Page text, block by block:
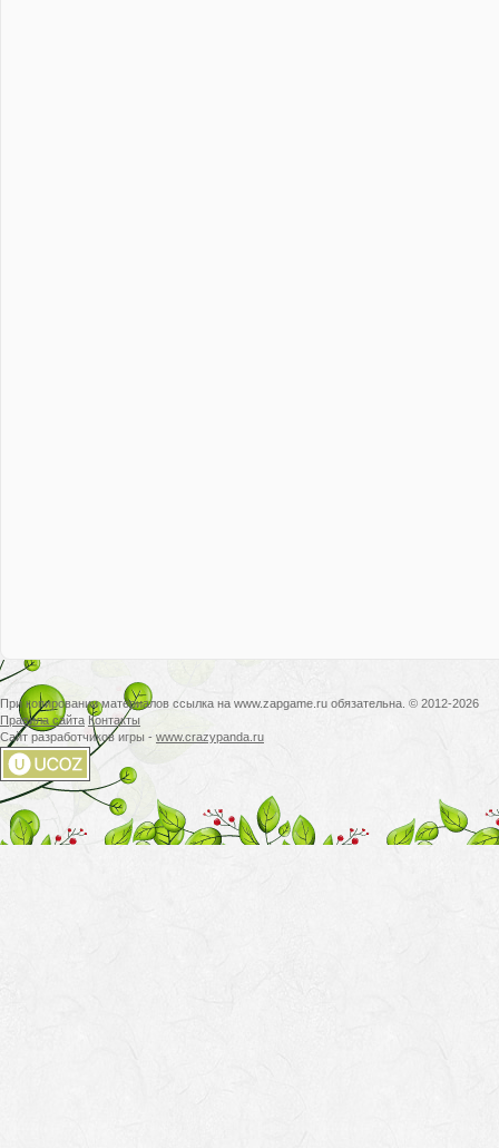
При копировании материалов ссылка на www.zapgame.ru обязательна. © 2012-2026
Правила сайта Контакты
Сайт разработчиков игры - www.crazypanda.ru